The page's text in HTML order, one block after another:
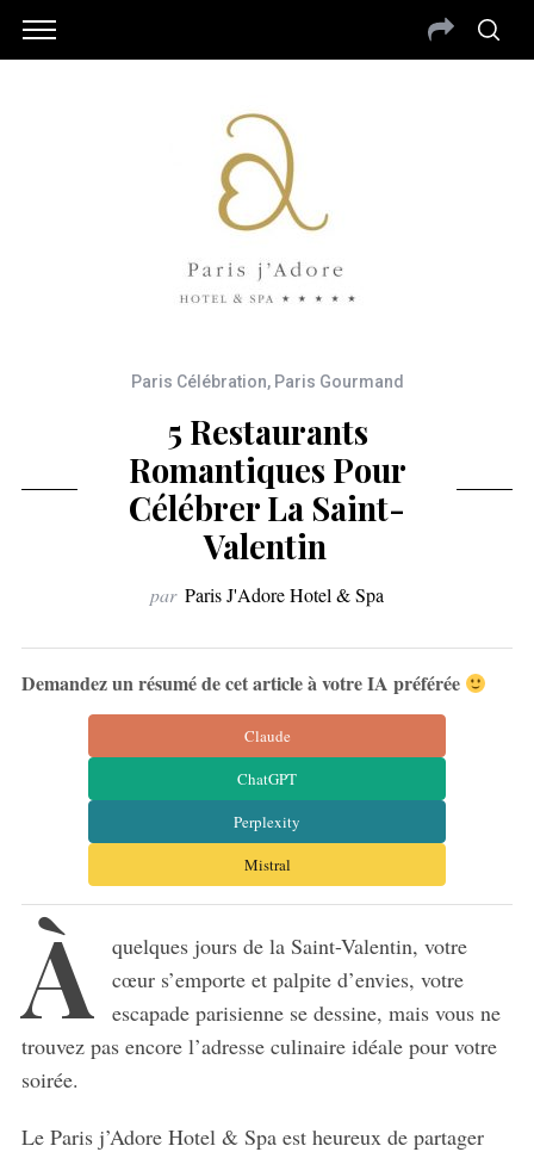
Paris Célébration, Paris Gourmand
5 Restaurants
Romantiques Pour
Célébrer La Saint-
Valentin
par Paris J'Adore Hotel & Spa
Demandez un résumé de cet article à votre IA préférée
Claude
ChatGPT
Perplexity
Mistral
À
quelques jours de la Saint-Valentin, votre
cœur s’emporte et palpite d’envies, votre
escapade parisienne se dessine, mais vous ne
trouvez pas encore l’adresse culinaire idéale pour votre
soirée.
Le Paris j’Adore Hotel & Spa est heureux de partager